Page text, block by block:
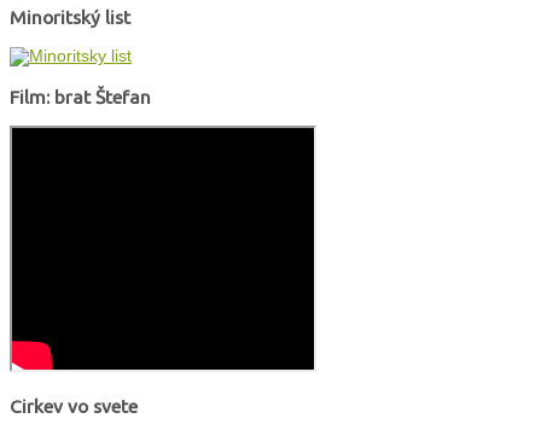
Minoritský list
Film: brat Štefan
Cirkev vo svete